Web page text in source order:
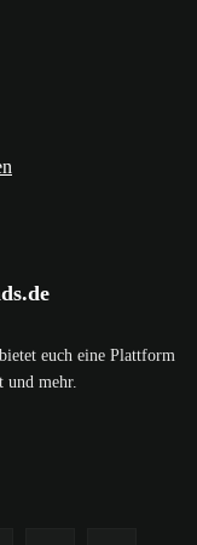
euch eine Plattform
mehr.